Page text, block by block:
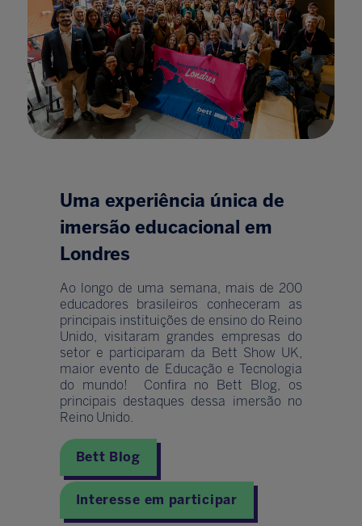
Uma experiência única de
imersão educacional em
Londres
Ao longo de uma semana, mais de 200
educadores brasileiros conheceram as
principais instituições de ensino do Reino
Unido, visitaram grandes empresas do
setor e participaram da Bett Show UK,
maior evento de Educação e Tecnologia
do mundo! Confira no Bett Blog, os
principais destaques dessa imersão no
Reino Unido.
Bett Blog
Interesse em participar